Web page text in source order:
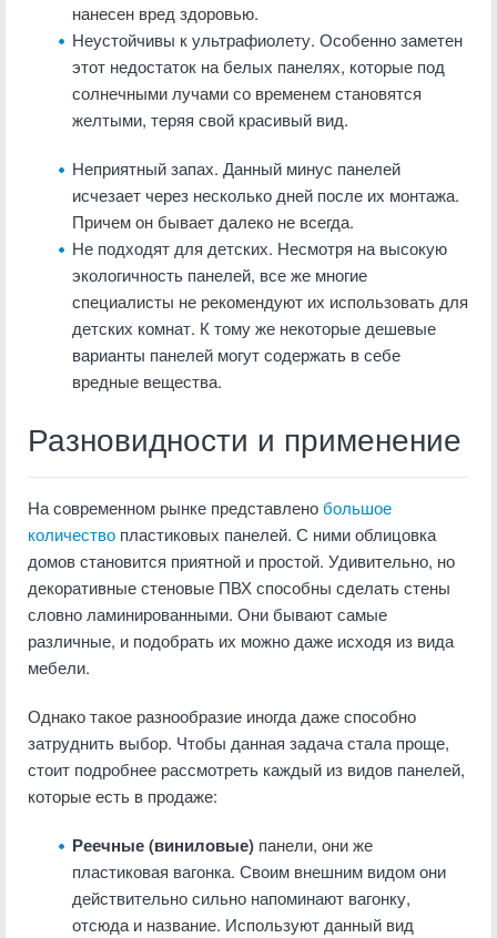
нанесен вред здоровью.
Неустойчивы к ультрафиолету. Особенно заметен
этот недостаток на белых панелях, которые под
солнечными лучами со временем становятся
желтыми, теряя свой красивый вид.
​​​​​Неприятный запах. Данный минус панелей
исчезает через несколько дней после их монтажа.
Причем он бывает далеко не всегда.
Не подходят для детских. Несмотря на высокую
экологичность панелей, все же многие
специалисты не рекомендуют их использовать для
детских комнат. К тому же некоторые дешевые
варианты панелей могут содержать в себе
вредные вещества.
Разновидности и применение
На современном рынке представленобольшое
количество пластиковых панелей. С ними облицовка
домов становится приятной и простой. Удивительно, но
декоративные стеновые ПВХ способны сделать стены
словно ламинированными. Они бывают самые
различные, и подобрать их можно даже исходя из вида
мебели.
Однако такое разнообразие иногда даже способно
затруднить выбор. Чтобы данная задача стала проще,
стоит подробнее рассмотреть каждый из видов панелей,
которые есть в продаже:
Реечные (виниловые) панели, они же
пластиковая вагонка. Своим внешним видом они
действительно сильно напоминают вагонку,
отсюда и название. Используют данный вид